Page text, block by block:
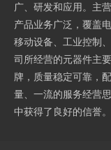
广、研发和应用。主
产品业务广泛，覆盖
移动设备、工业控制
司所经营的元器件主
牌，质量稳定可靠，
量、一流的服务经营
中获得了良好的信誉。